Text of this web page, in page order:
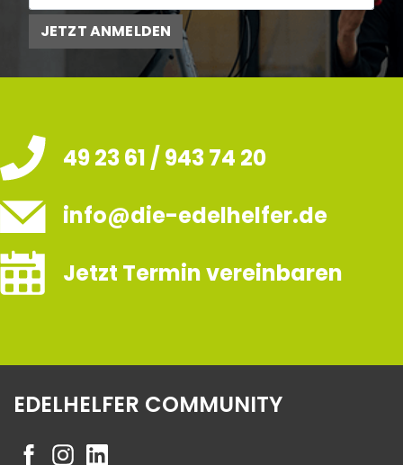
JETZT ANMELDEN
49 23 61 / 943 74 20
info@die-edelhelfer.de
Jetzt Termin vereinbaren
EDELHELFER COMMUNITY